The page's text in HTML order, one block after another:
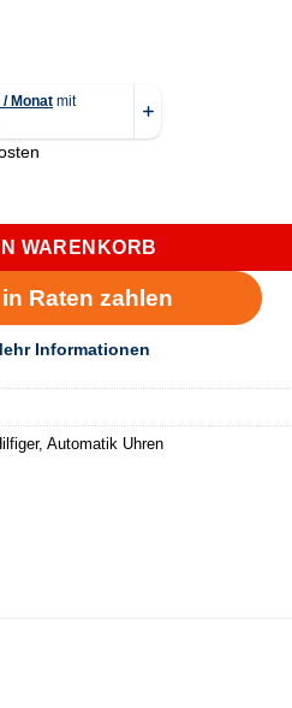
Uhren - 1710591 Menge
WARENKORB
, Automatik Uhren